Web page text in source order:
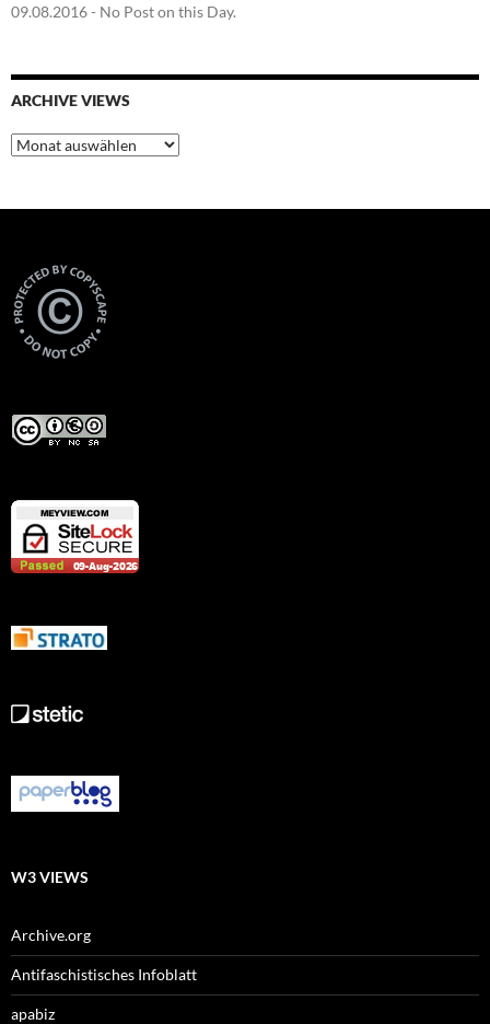
09.08.2016- No Post on this Day.
ARCHIVE VIEWS
Archive
Views
W3 VIEWS
Archive.org
Antifaschistisches Infoblatt
apabiz